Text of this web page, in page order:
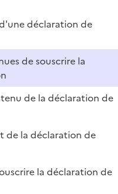
déclaration de
de souscrire la
de la déclaration de
de la déclaration de
la déclaration de